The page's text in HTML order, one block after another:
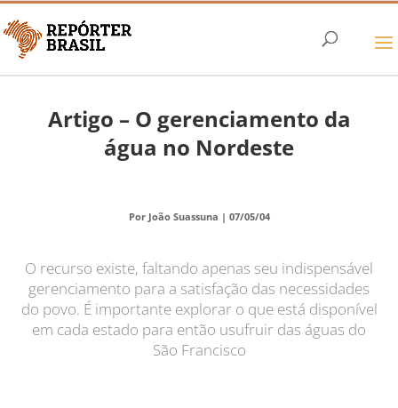
Artigo – O gerenciamento da
água no Nordeste
Por João Suassuna | 07/05/04
O recurso existe, faltando apenas seu indispensável
gerenciamento para a satisfação das necessidades
do povo. É importante explorar o que está disponível
em cada estado para então usufruir das águas do
São Francisco